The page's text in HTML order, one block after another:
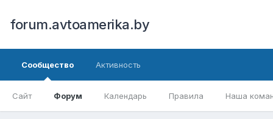
forum.avtoamerika.by
Сообщество
Сайт Форум Календарь Правила Наша
Активность